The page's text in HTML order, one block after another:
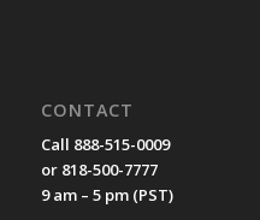
CONTACT
Call 888-515-0009
or 818-500-7777
9 am – 5 pm (PST)